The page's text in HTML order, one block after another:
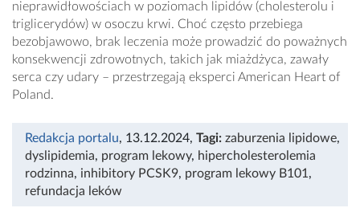
nieprawidłowościach w poziomach lipidów (cholesterolu i
triglicerydów) w osoczu krwi. Choć często przebiega
bezobjawowo, brak leczenia może prowadzić do poważnych
konsekwencji zdrowotnych, takich jak miażdżyca, zawały
serca czy udary – przestrzegają eksperci American Heart of
Poland.
Redakcja portalu, 13.12.2024, Tagi: zaburzenia lipidowe,
dyslipidemia, program lekowy, hipercholesterolemia
rodzinna, inhibitory PCSK9, program lekowy B101,
refundacja leków